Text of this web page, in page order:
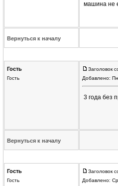
машина не
Вернуться к началу
Гость
Гость
Заголовок
Добавлено:
3 года без
Вернуться к началу
Гость
Гость
Заголовок
Добавлено: